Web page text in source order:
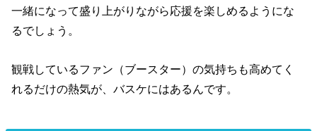
一緒になって盛り上がりながら応援を楽しめるようにな
るでしょう。
観戦しているファン（ブースター）の気持ちも高めてく
れるだけの熱気が、バスケにはあるんです。